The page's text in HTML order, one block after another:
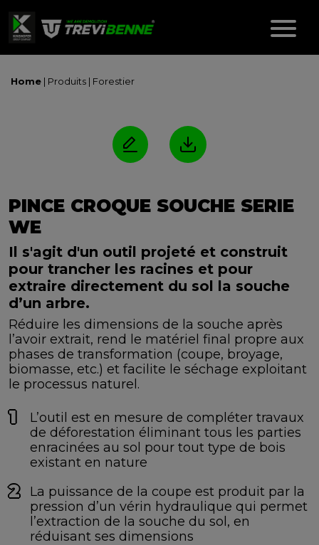
Home | Produits | Forestier
PINCE CROQUE SOUCHE SERIE
WE
Il s'agit d'un outil projeté et construit
pour trancher les racines et pour
extraire directement du sol la souche
d’un arbre.
Réduire les dimensions de la souche après
l’avoir extrait, rend le matériel final propre aux
phases de transformation (coupe, broyage,
biomasse, etc.) et facilite le séchage exploitant
le processus naturel.
L’outil est en mesure de compléter travaux
de déforestation éliminant tous les parties
enracinées au sol pour tout type de bois
existant en nature
La puissance de la coupe est produit par la
pression d’un vérin hydraulique qui permet
l’extraction de la souche du sol, en
réduisant ses dimensions